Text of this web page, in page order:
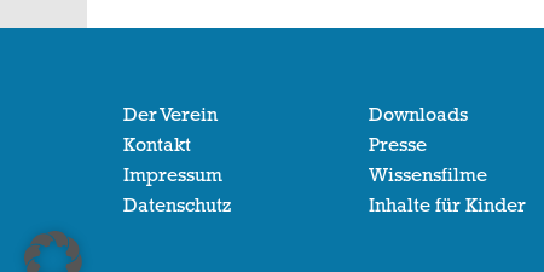
Der Verein
Kontakt
Impressum
Datenschutz
Downloads
Presse
Wissensfilme
Inhalte für Kinder